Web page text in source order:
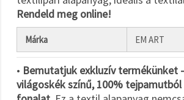
Rendeld meg online!
Márka EM ART
• Bemutatjuk exkluzív termékünket
világoskék színű, 100%